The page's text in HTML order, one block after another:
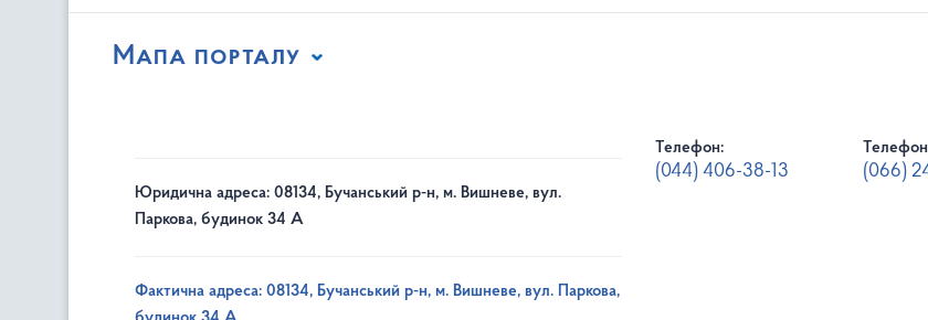
Мапа порталу
Юридична адреса: 08134, Бучанський р-н, м. Вишневе, вул.
Паркова, будинок 34 А
Фактична адреса: 08134, Бучанський р-н, м. Вишневе, вул. Паркова,
Телефон:
(044) 406-38-13 (066)